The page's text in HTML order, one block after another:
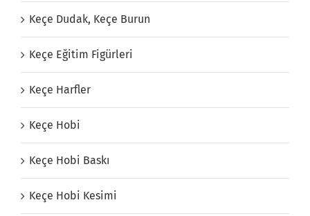
Keçe Dudak, Keçe Burun
Keçe Eğitim Figürleri
Keçe Harfler
Keçe Hobi
Keçe Hobi Baskı
Keçe Hobi Kesimi